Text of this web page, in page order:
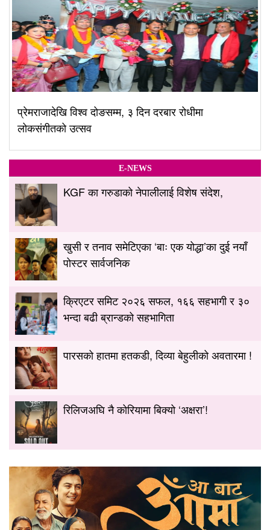
प्रेमराजादेखि विश्व दोङसम्म, ३ दिन दरबार रोधीमा
लोकसंगीतको उत्सव
E-NEWS
KGF का गरुडाको नेपालीलाई विशेष संदेश,
खुसी र तनाव समेटिएका ‘बाः एक योद्धा’का दुई नयाँ
पोस्टर सार्वजनिक
क्रिएटर समिट २०२६ सफल, १६६ सहभागी र ३०
भन्दा बढी ब्रान्डको सहभागिता
पारसको हातमा हतकडी, दिव्या बेहुलीको अवतारमा !
रिलिजअघि नै कोरियामा बिक्यो ‘अक्षरा’!